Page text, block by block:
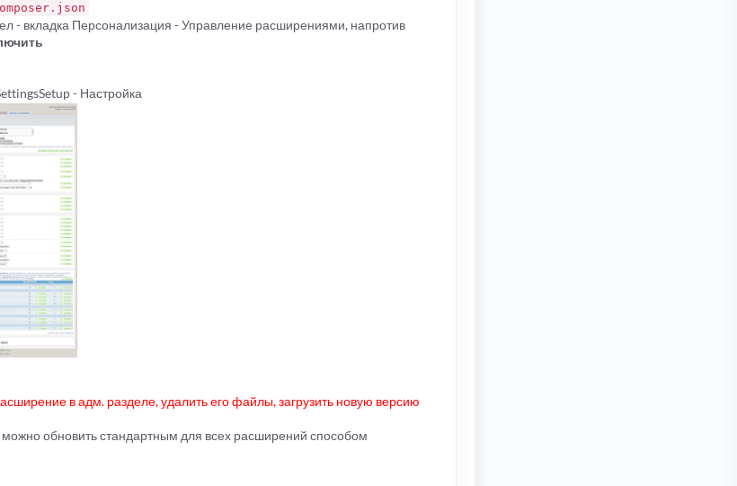
- вкладка Персонализация - Управление расширениями, напротив
- Настройка
в адм. разделе, удалить его файлы, загрузить новую версию
обновить стандартным для всех расширений способом